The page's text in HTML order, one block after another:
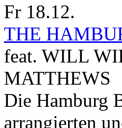
Fr 18.12.
THE
feat. WILL
MATTHEWS
Die Hamburg
arrangierten